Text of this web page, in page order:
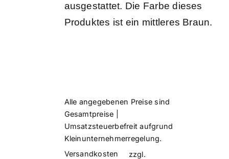
ausgestattet. Die Farbe dieses
Produktes ist ein mittleres Braun.
Alle angegebenen Preise sind
Gesamtpreise |
Umsatzsteuerbefreit aufgrund
Kleinunternehmerregelung.
zzgl.
Versandkosten